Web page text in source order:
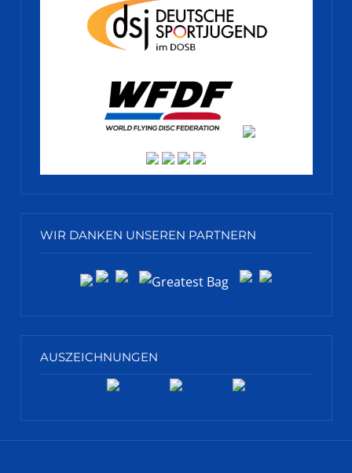
WIR DANKEN UNSEREN PARTNERN
AUSZEICHNUNGEN